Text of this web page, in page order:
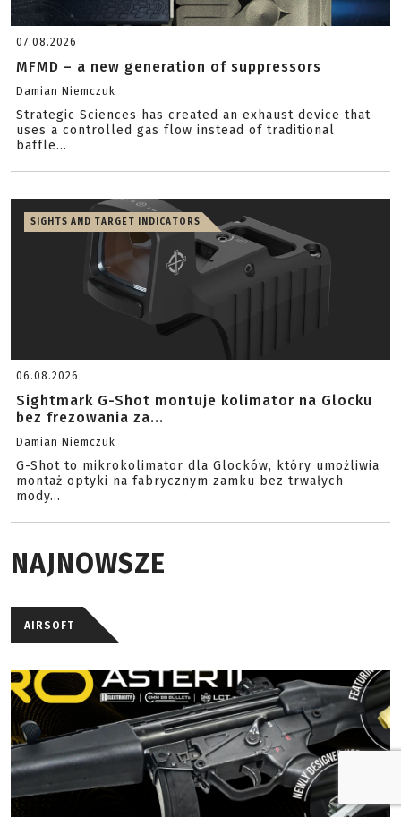
07.08.2026
MFMD – a new generation of suppressors
Damian Niemczuk
Strategic Sciences has created an exhaust device that
uses a controlled gas flow instead of traditional
baffle...
SIGHTS AND TARGET INDICATORS
06.08.2026
Sightmark G-Shot montuje kolimator na Glocku
bez frezowania za...
Damian Niemczuk
G-Shot to mikrokolimator dla Glocków, który umożliwia
montaż optyki na fabrycznym zamku bez trwałych
mody...
NAJNOWSZE
AIRSOFT